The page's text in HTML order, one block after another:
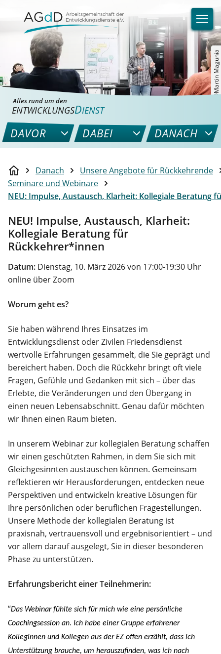
©Martin Magunia
Alles rund um den
ENTWICKLUNGSDIENST
DAVOR DABEI DANACH
Danach
Unsere Angebote für Rückkehrende
Seminare und Webinare
NEU: Impulse, Austausch, Klarheit: Kollegiale Beratung
NEU! Impulse, Austausch, Klarheit:
Kollegiale Beratung für
Rückkehrer*innen
Datum: Dienstag, 10. März 2026 von 17:00-19:30 Uhr
online über Zoom
Worum geht es?
Sie haben während Ihres Einsatzes im
Entwicklungsdienst oder Zivilen Friedensdienst
wertvolle Erfahrungen gesammelt, die Sie geprägt und
bereichert haben. Doch die Rückkehr bringt oft viele
Fragen, Gefühle und Gedanken mit sich – über das
Erlebte, die Veränderungen und den Übergang in
einen neuen Lebensabschnitt. Genau dafür möchten
wir Ihnen einen Raum bieten.
In unserem Webinar zur kollegialen Beratung schaffen
wir einen geschützten Rahmen, in dem Sie sich mit
Gleichgesinnten austauschen können. Gemeinsam
reflektieren wir Herausforderungen, entdecken neue
Perspektiven und entwickeln kreative Lösungen für
Ihre persönlichen oder beruflichen Fragestellungen.
Unsere Methode der kollegialen Beratung ist
praxisnah, vertrauensvoll und ergebnisorientiert – und
vor allem darauf ausgelegt, Sie in dieser besonderen
Phase zu unterstützen.
Erfahrungsbericht einer Teilnehmerin:
“Das Webinar fühlte sich für mich wie eine persönliche
Coachingsession an. Ich habe einer Gruppe erfahrener
Kolleginnen und Kollegen aus der EZ offen erzählt, dass ich
Unterstützung brauche, um herauszufinden, was ich nach